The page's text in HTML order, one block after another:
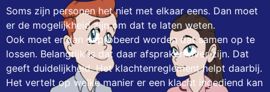
Soms zijn personen het niet met elkaar eens. Dan moet
er de mogelijkheid zijn om dat te laten weten.
Ook moet er dan geprobeerd worden dat samen op te
lossen. Belangrijk is dat daar afspraken over zijn. Dat
geeft duidelijkheid. Het klachtenreglement helpt daarbij.
Het vertelt op welke manier er een klacht ingediend kan